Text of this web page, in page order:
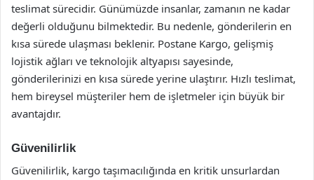
teslimat sürecidir. Günümüzde insanlar, zamanın ne kadar
değerli olduğunu bilmektedir. Bu nedenle, gönderilerin en
kısa sürede ulaşması beklenir. Postane Kargo, gelişmiş
lojistik ağları ve teknolojik altyapısı sayesinde,
gönderilerinizi en kısa sürede yerine ulaştırır. Hızlı teslimat,
hem bireysel müşteriler hem de işletmeler için büyük bir
avantajdır.
Güvenilirlik
Güvenilirlik, kargo taşımacılığında en kritik unsurlardan